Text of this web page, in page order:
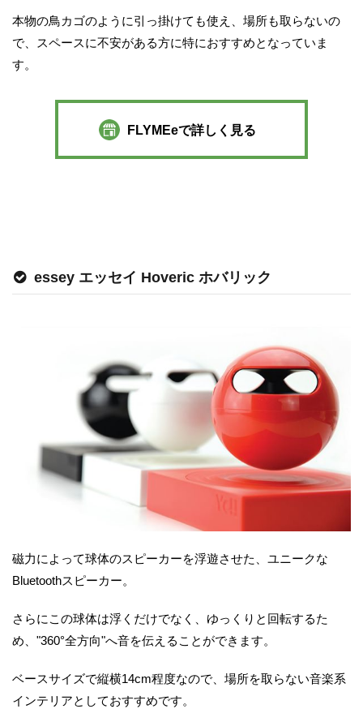
本物の鳥カゴのように引っ掛けても使え、場所も取らないの
で、スペースに不安がある方に特におすすめとなっていま
す。
FLYMEeで詳しく見る
essey エッセイ Hoveric ホバリック
磁力によって球体のスピーカーを浮遊させた、ユニークな
Bluetoothスピーカー。
さらにこの球体は浮くだけでなく、ゆっくりと回転するた
め、"360°全方向"へ音を伝えることができます。
ベースサイズで縦横14cm程度なので、場所を取らない音楽系
インテリアとしておすすめです。